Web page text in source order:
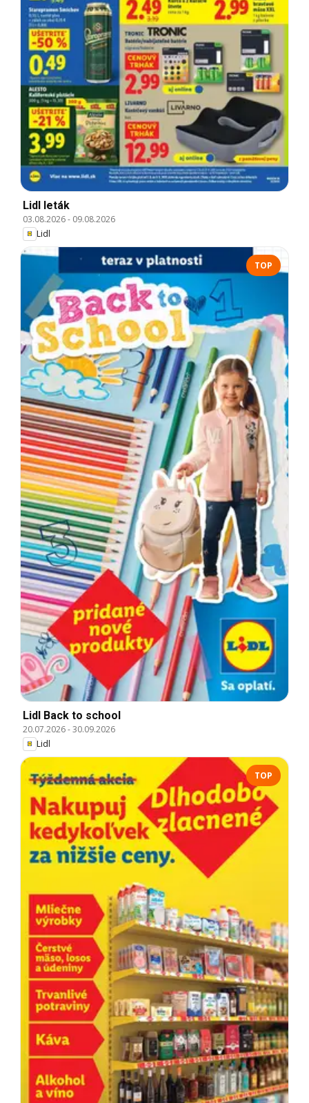
Lidl leták
03.08.2026- 09.08.2026
Lidl
TOP
Lidl Back to school
20.07.2026-30.09.2026
Lidl
TOP